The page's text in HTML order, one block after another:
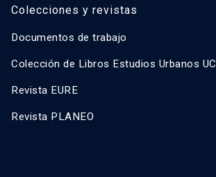
Colecciones y revistas
Documentos de trabajo
Colección de Libros Estudios Urbanos UC
Revista EURE
Revista PLANEO